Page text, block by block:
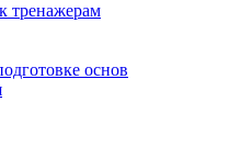
тренажерам
основ